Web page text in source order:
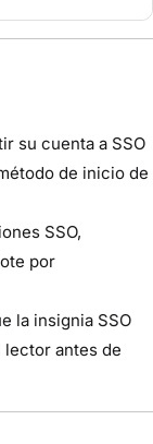
su cuenta a SSO
de inicio de
SSO,
por
la insignia SSO
lector antes de